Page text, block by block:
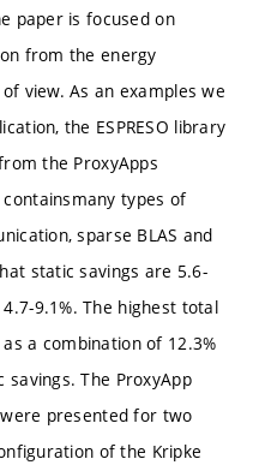
paper is focused on
from the energy
view. As an examples we
the ESPRESO library
the ProxyApps
containsmany types of
sparse BLAS and
static savings are 5.6-
9.1%. The highest total
as a combination of 12.3%
savings. The ProxyApp
presented for two
of the Kripke